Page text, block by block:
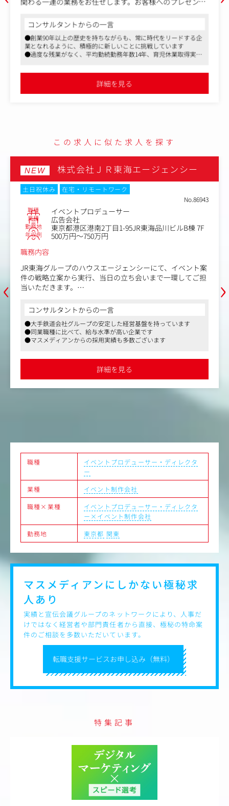
【具体的には】
・顧客との打ち合わせ
・社内での打ち合わせ(営業チーム他)
・図面やパースの作成
・クライアントの要望をもとにした空間デザイン・プラン
・現場チェックや演出サポート
コンサルタントからの一言
●展示会やイベント、商業施設など幅広いプロジェクトに携わ
り、スキルを磨ける環境
●テレワークや時差出勤制度を導入し、柔軟な働き方が可能
と同業他社と比べて働きやすい環境
詳細を見る
この求人に似た求人を探す
‹
NEW 東映アニメーション株式会社
土日祝休み フレックスタイム制
職種 イベント業務担当
業種 事業会社
東京都中野区中野四丁目10番1号中野セントラル
年収例
職務内容
国内外のイベント業務を担当していただきます。
＜具体的な業務内容＞
・イベントの企画立ち上げから制作、運営、収支管理
・作品・キャラクターがもつ世界観を最大化するためのプ
ランニング、クオリティ管理
・キャラクターの活用方法のプランニングやデザインのク
・海外子会社との連携
コンサルタントからの一言
●「ドラゴンボール」や「ONE PIECE」など、世界中で愛される
グローバル展開も積極的に行っています
●国内外のイベント企画・運営を担当し、キャラクターの魅力を
最大化するプランニングや海外子会社との連携など、クリエイテ
ィブかつ国際的な業務に携われます
詳細を見る
›
職種
イベントプロデューサー・ディレクタ
ー
業種
イベント制作会社
職種×業種
イベントプロデューサー・ディレクタ
ー×イベント制作会社
勤務地
東京都 関東
転職支援サービスお申し込み（無料）
マスメディアンにしかない極秘求
人あり
実績と宣伝会議グループのネットワークにより、人事だ
けではなく経営者や部門責任者から直接、極秘の特命案
件のご相談を多数いただいています。
特集記事